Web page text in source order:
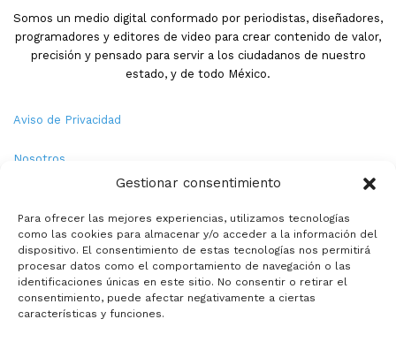
Gestionar consentimiento
Para ofrecer las mejores experiencias, utilizamos tecnologías
como las cookies para almacenar y/o acceder a la información del
dispositivo. El consentimiento de estas tecnologías nos permitirá
procesar datos como el comportamiento de navegación o las
identificaciones únicas en este sitio. No consentir o retirar el
consentimiento, puede afectar negativamente a ciertas
características y funciones.
Somos un medio digital conformado por periodistas, diseñadores,
programadores y editores de video para crear contenido de valor,
precisión y pensado para servir a los ciudadanos de nuestro
estado, y de todo México.
Aviso de Privacidad
Nosotros
Política de Cookies
Contacto